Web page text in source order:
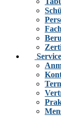
Service